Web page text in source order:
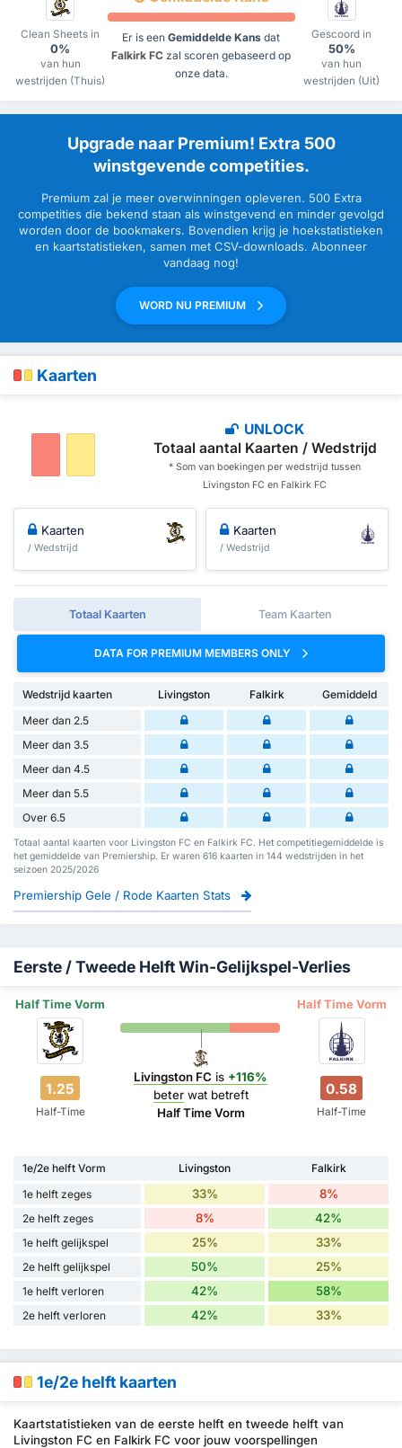
Clean Sheets in
0%
van hun
westrijden (Thuis)
Er is een Gemiddelde Kans dat
Falkirk FC zal scoren gebaseerd op
onze data.
Gescoord in
50%
van hun
westrijden (Uit)
Upgrade naar Premium! Extra 500
winstgevende competities.
Premium zal je meer overwinningen opleveren. 500 Extra
competities die bekend staan als winstgevend en minder gevolgd
worden door de bookmakers. Bovendien krijg je hoekstatistieken
en kaartstatistieken, samen met CSV-downloads. Abonneer
vandaag nog!
WORD NU PREMIUM
Kaarten
UNLOCK
Totaal aantal Kaarten / Wedstrijd
* Som van boekingen per wedstrijd tussen
Livingston FC en Falkirk FC
Kaarten
/ Wedstrijd
Kaarten
/ Wedstrijd
Totaal Kaarten Team Kaarten
DATA FOR PREMIUM MEMBERS ONLY
Wedstrijd kaarten Livingston Falkirk
Gemiddeld
Meer dan 2.5
Meer dan 3.5
Meer dan 4.5
Meer dan 5.5
Over 6.5
Totaal aantal kaarten voor Livingston FC en Falkirk FC. Het competitiegemiddelde is
het gemiddelde van Premiership. Er waren 616 kaarten in 144 wedstrijden in het
seizoen 2025/2026
Premiership Gele / Rode Kaarten Stats
Eerste / Tweede Helft Win-Gelijkspel-Verlies
Half Time Vorm Half Time Vorm
1.25
Half-Time
Livingston FC is +116%
beterwat betreft
Half Time Vorm
0.58
Half-Time
1e/2e helft Vorm Livingston
Falkirk
1e helft zeges
33% 8%
2e helft zeges 8% 42%
1e helft gelijkspel 25% 33%
2e helft gelijkspel 50% 25%
1e helft verloren 42% 58%
2e helft verloren 42% 33%
1e/2e helft kaarten
Kaartstatistieken van de eerste helft en tweede helft van
Livingston FC en Falkirk FC voor jouw voorspellingen